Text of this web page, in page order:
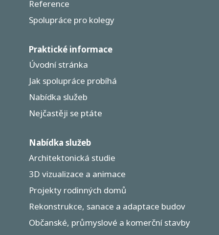
Reference
Spolupráce pro kolegy
Praktické informace
Úvodní stránka
Jak spolupráce probíhá
Nabídka služeb
Nejčastěji se ptáte
Nabídka služeb
Architektonická studie
3D vizualizace a animace
Projekty rodinných domů
Rekonstrukce, sanace a adaptace budov
Občanské, průmyslové a komerční stavby